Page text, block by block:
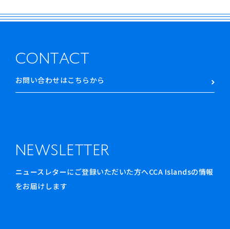
CONTACT
お問い合わせはこちらから
NEWSLETTER
ニュースレターにご登録いただいた方へCCA Islandsの情報
をお届けします